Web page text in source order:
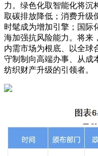
力。绿色化取智能化将沉
取碳排放降低；消费升级
时髦成为增加引擎；国际
海加强抗风险能力。将来
内需市场为根底、以全球
守制制向高端办事、从成
纺织财产升级的引领者。